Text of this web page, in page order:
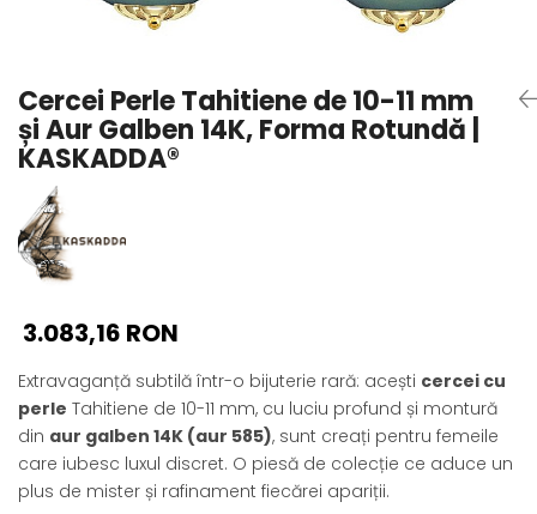
Seturi Perle cu Argint
Pandantive cu Perle
Brose cu Perle
Cercei Perle Tahitiene de 10-11 mm
și Aur Galben 14K, Forma Rotundă |
KASKADDA®
3.083,16 RON
Extravaganță subtilă într-o bijuterie rară: acești cercei cu
perle Tahitiene de 10-11 mm, cu luciu profund și montură
din aur galben 14K (aur 585), sunt creați pentru femeile
care iubesc luxul discret. O piesă de colecție ce aduce un
plus de mister și rafinament fiecărei apariții.